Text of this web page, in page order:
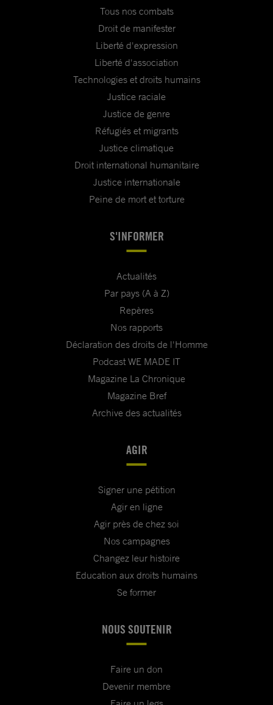
Tous nos combats
Droit de manifester
Liberté d'expression
Liberté d'association
Technologies et droits humains
Justice raciale
Justice de genre
Réfugiés et migrants
Justice climatique
Droit international humanitaire
Justice internationale
Peine de mort et torture
S'INFORMER
Actualités
Par pays (A à Z)
Repères
Nos rapports
Déclaration des droits de l'Homme
Podcast WE MADE IT
Magazine La Chronique
Magazine Bref
Archive des actualités
AGIR
Signer une pétition
Agir en ligne
Agir près de chez soi
Nos campagnes
Changez leur histoire
Education aux droits humains
Se former
NOUS SOUTENIR
Faire un don
Devenir membre